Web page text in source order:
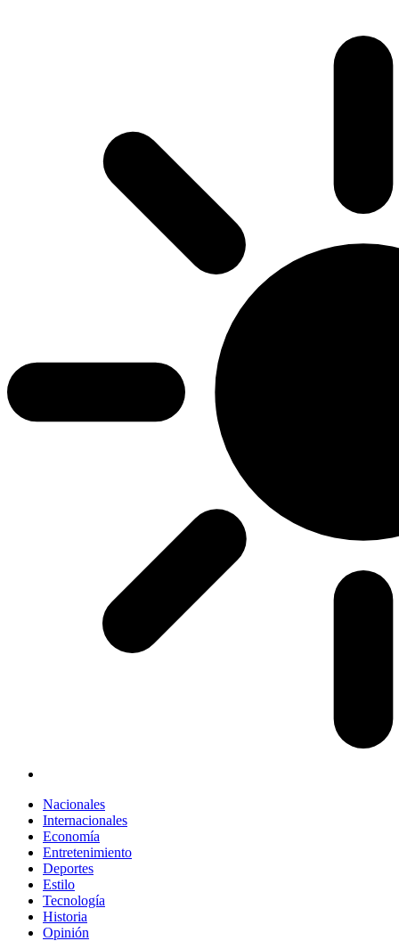
Nacionales
Internacionales
Economía
Entretenimiento
Deportes
Estilo
Tecnología
Historia
Opinión